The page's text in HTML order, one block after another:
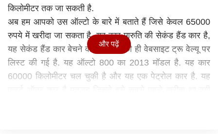
किलोमीटर तक जा सकती है.
अब हम आपको उस ऑल्टो के बारे में बताते हैं जिसे केवल 65000
रुपये में खरीदा जा सकता है. यह कार मारुति की सेकंड हैंड कार है,
यह सेकंड हैंड कार बेचने वाली मारुति की ही वेबसाइट ट्रू वेल्यू पर
लिस्ट की गई है. यह ऑल्टो 800 का 2013 मॉडल है. यह कार
60000 किलोमीटर चल चुकी है और यह एक पेट्रोल कार है. यह
और पढ़ें